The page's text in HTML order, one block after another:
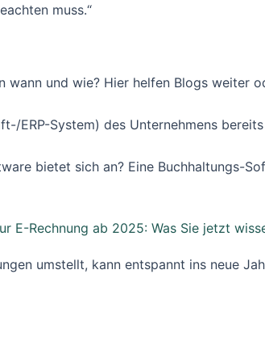
muss.“
wann und wie? Hier helfen Blogs
ERP-System) des Unternehmens
bietet sich an? Eine Buchhaltungs-
E-Rechnung ab 2025: Was Sie jetzt
umstellt, kann entspannt ins neue